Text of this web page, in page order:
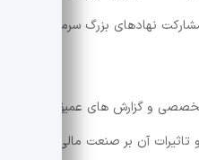
نهادهای بزرگ سرمایه
و گزارش های عمیق در
آن بر صنعت مالی،